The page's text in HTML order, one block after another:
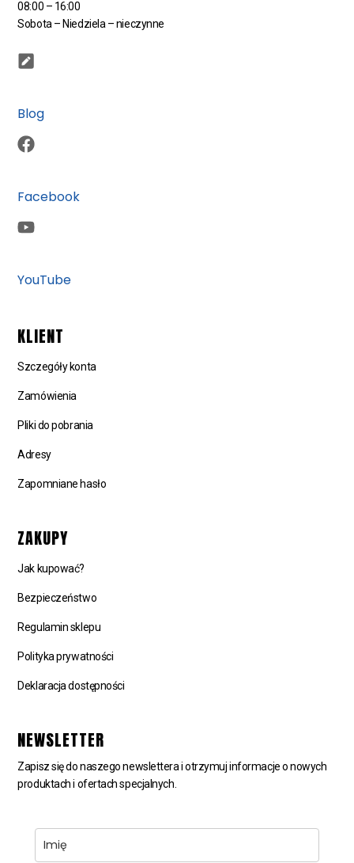
08:00 – 16:00
Sobota – Niedziela – nieczynne
Blog
Facebook
YouTube
KLIENT
Szczegóły konta
Zamówienia
Pliki do pobrania
Adresy
Zapomniane hasło
ZAKUPY
Jak kupować?
Bezpieczeństwo
Regulamin sklepu
Polityka prywatności
Deklaracja dostępności
NEWSLETTER
Zapisz się do naszego newslettera i otrzymuj informacje o nowych
produktach i ofertach specjalnych.